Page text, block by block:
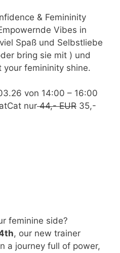
& Femininity
Vibes in
Spaß und Selbstliebe
bring sie mit ) und
femininity shine.
von 14:00 – 16:00
nur44,- EUR 35,-
feminine side?
, our new trainer
a journey full of power,